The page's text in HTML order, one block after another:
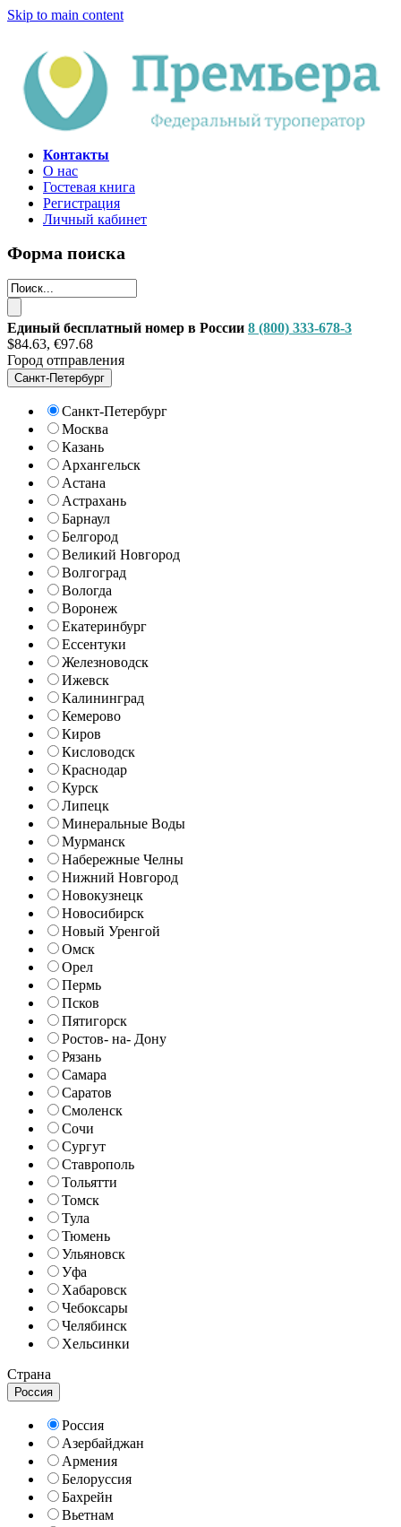
Skip to main content
Контакты
О нас
Гостевая книга
Регистрация
Личный кабинет
Форма поиска
Единый бесплатный номер в России 8 (800) 333-678-3
$84.63, €97.68
Город отправления
Санкт-Петербург
Санкт-Петербург
Москва
Казань
Архангельск
Астана
Астрахань
Барнаул
Белгород
Великий Новгород
Волгоград
Вологда
Воронеж
Екатеринбург
Ессентуки
Железноводск
Ижевск
Калининград
Кемерово
Киров
Кисловодск
Краснодар
Курск
Липецк
Минеральные Воды
Мурманск
Набережные Челны
Нижний Новгород
Новокузнецк
Новосибирск
Новый Уренгой
Омск
Орел
Пермь
Псков
Пятигорск
Ростов- на- Дону
Рязань
Самара
Саратов
Смоленск
Сочи
Сургут
Ставрополь
Тольятти
Томск
Тула
Тюмень
Ульяновск
Уфа
Хабаровск
Чебоксары
Челябинск
Хельсинки
Страна
Россия
Россия
Азербайджан
Армения
Белоруссия
Бахрейн
Вьетнам